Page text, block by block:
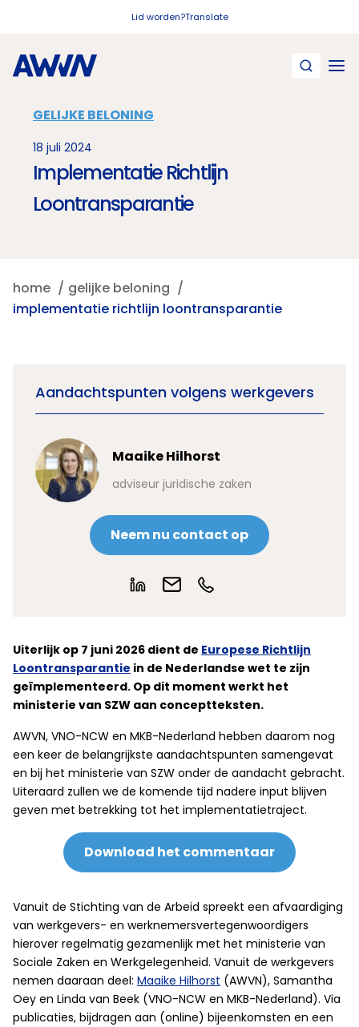
Lid worden?Translate
GELIJKE BELONING
18 juli 2024
Implementatie Richtlijn
Loontransparantie
home
gelijke beloning
implementatie richtlijn loontransparantie
Aandachtspunten volgens werkgevers
Maaike Hilhorst
adviseur juridische zaken
Neem nu contact op
Uiterlijk op 7 juni 2026 dient de Europese Richtlijn
Loontransparantie in de Nederlandse wet te zijn
geïmplementeerd. Op dit moment werkt het
ministerie van SZW aan conceptteksten.
AWVN, VNO-NCW en MKB-Nederland hebben daarom nog
een keer de belangrijkste aandachtspunten samengevat
en bij het ministerie van SZW onder de aandacht gebracht.
Uiteraard zullen we de komende tijd nadere input blijven
geven met betrekking tot het implementatietraject.
Download het commentaar
Vanuit de Stichting van de Arbeid spreekt een afvaardiging
van werkgevers- en werknemersvertegenwoordigers
hierover regelmatig gezamenlijk met het ministerie van
Sociale Zaken en Werkgelegenheid. Vanuit de werkgevers
nemen daaraan deel: Maaike Hilhorst (AWVN), Samantha
Oey en Linda van Beek (VNO-NCW en MKB-Nederland). Via
publicaties, bijdragen aan (online) bijeenkomsten en een